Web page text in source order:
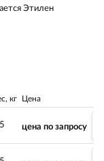
Этилен
кг Цена
цена по запросу